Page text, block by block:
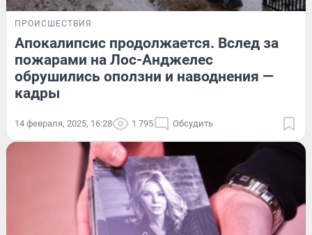
ПРОИСШЕСТВИЯ
Апокалипсис продолжается. Вслед за
пожарами на Лос-Анджелес
обрушились оползни и наводнения —
кадры
14 февраля, 2025, 16:28 1 795 Обсудить